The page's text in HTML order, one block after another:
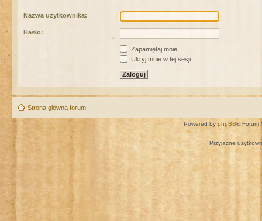
Nazwa użytkownika:
Hasło:
Zapamiętaj mnie
Ukryj mnie w tej sesji
Strona główna forum
Powered by phpBB® Forum
Przyjazne